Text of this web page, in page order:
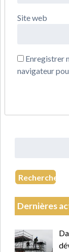
Site web
Enregistrer
navigateur
Recherche
Dernières